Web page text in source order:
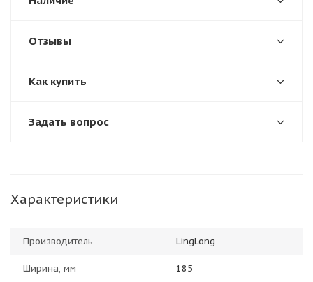
Отзывы
Как купить
Задать вопрос
Характеристики
Производитель LingLong
Ширина, мм 185